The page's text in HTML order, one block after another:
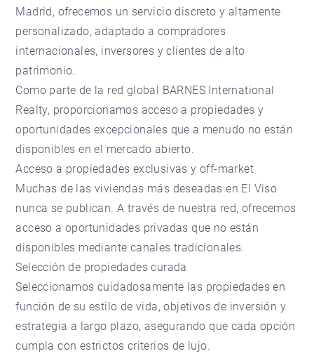
Madrid, ofrecemos un servicio discreto y altamente
personalizado, adaptado a compradores
internacionales, inversores y clientes de alto
patrimonio.
Como parte de la red global BARNES International
Realty, proporcionamos acceso a propiedades y
oportunidades excepcionales que a menudo no están
disponibles en el mercado abierto.
Acceso a propiedades exclusivas y off-market
Muchas de las viviendas más deseadas en El Viso
nunca se publican. A través de nuestra red, ofrecemos
acceso a oportunidades privadas que no están
disponibles mediante canales tradicionales.
Selección de propiedades curada
Seleccionamos cuidadosamente las propiedades en
función de su estilo de vida, objetivos de inversión y
estrategia a largo plazo, asegurando que cada opción
cumpla con estrictos criterios de lujo.